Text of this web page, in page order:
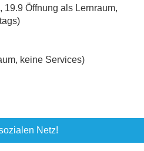
19.9 Öffnung als Lernraum,
keine Services)
Netz!